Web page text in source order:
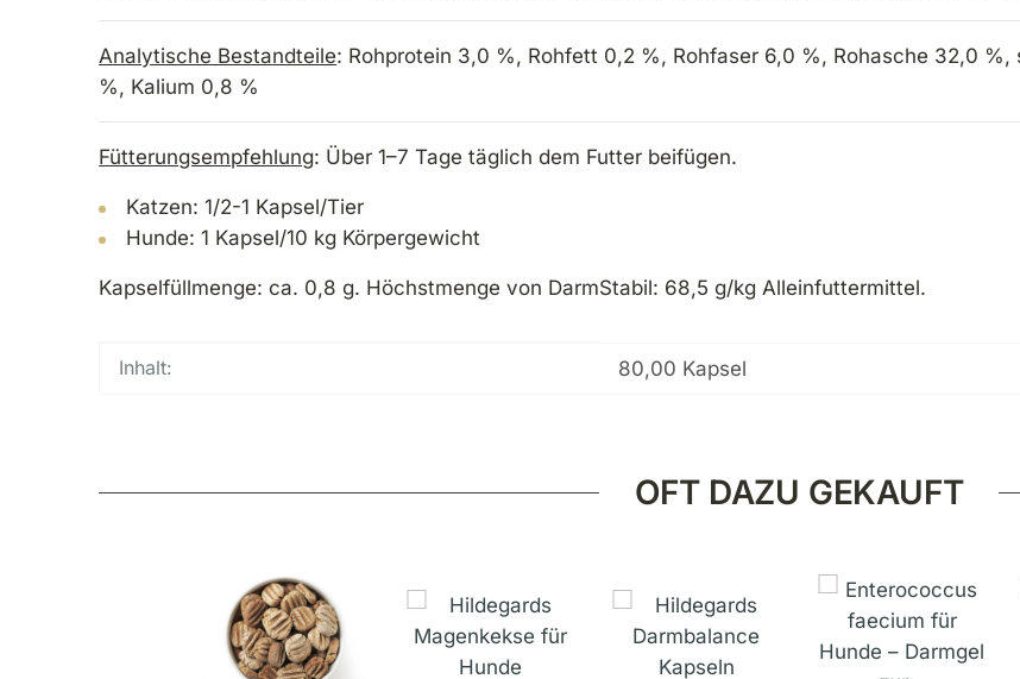
Analytische Bestandteile: Rohprotein 3,0 %, Rohfett 0,2 %, Rohfaser 6,0 %, Rohasche 32,0
%, Kalium 0,8 %
Fütterungsempfehlung: Über 1–7 Tage täglich dem Futter beifügen.
Katzen: 1/2-1 Kapsel/Tier
Hunde: 1 Kapsel/10 kg Körpergewicht
Kapselfüllmenge: ca. 0,8 g. Höchstmenge von DarmStabil: 68,5 g/kg Alleinfuttermittel.
Produkteigenschaft
Wert
Inhalt: 80,00 Kapsel
OFT DAZU GEKAUFT